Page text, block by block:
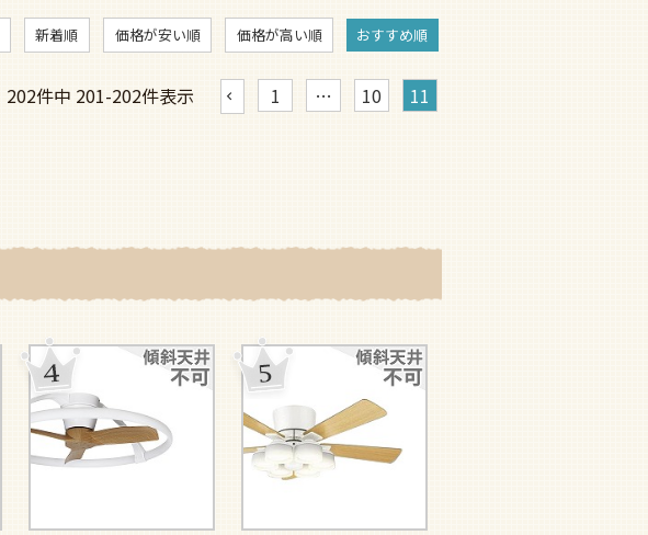
新着順 価格が安い順 価格が高い順 おすすめ順
202件中 201-202件表示 1 … 10 11